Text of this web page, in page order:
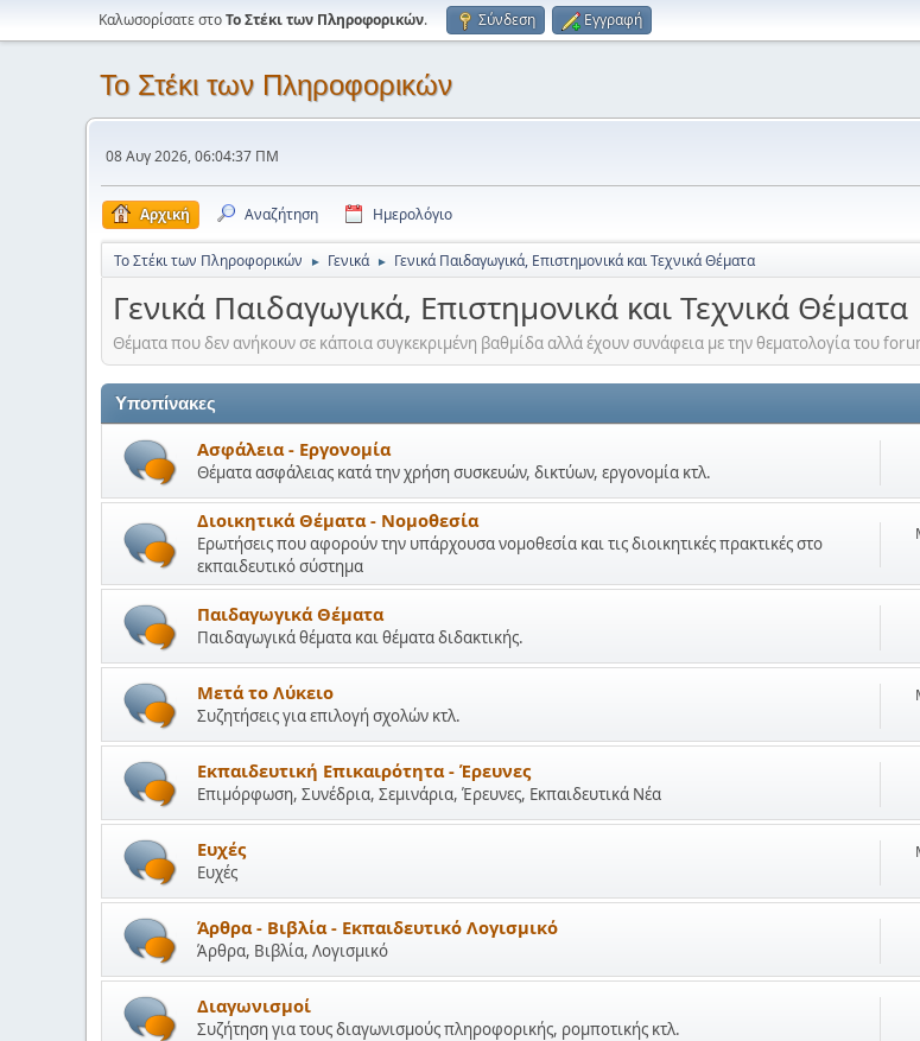
Καλωσορίσατε στοΤο Στέκι των Πληροφορικών. Σύνδεση Εγγραφή
Το Στέκι των Πληροφορικών
08 Αυγ 2026, 06:04:37 ΠΜ
Αρχική Αναζήτηση Ημερολόγιο
Το Στέκι των Πληροφορικών ► Γενικά ► Γενικά Παιδαγωγικά, Επιστημονικά και Τεχνικά Θέματα
Γενικά Παιδαγωγικά, Επιστημονικά και Τεχνικά Θέματα
Θέματα που δεν ανήκουν σε κάποια συγκεκριμένη βαθμίδα αλλά έχουν συνάφεια με την θεματολογία του
Υποπίνακες
Ασφάλεια - Εργονομία
Θέματα ασφάλειας κατά την χρήση συσκευών, δικτύων, εργονομία κτλ.
Διοικητικά Θέματα - Νομοθεσία
Ερωτήσεις που αφορούν την υπάρχουσα νομοθεσία και τις διοικητικές πρακτικές στο
εκπαιδευτικό σύστημα
Παιδαγωγικά Θέματα
Παιδαγωγικά θέματα και θέματα διδακτικής.
Μετά το Λύκειο
Συζητήσεις για επιλογή σχολών κτλ.
Εκπαιδευτική Επικαιρότητα - Έρευνες
Επιμόρφωση, Συνέδρια, Σεμινάρια, Έρευνες, Εκπαιδευτικά Νέα
Ευχές
Ευχές
Άρθρα - Βιβλία - Εκπαιδευτικό Λογισμικό
Άρθρα, Βιβλία, Λογισμικό
Διαγωνισμοί
Συζήτηση για τους διαγωνισμούς πληροφορικής, ρομποτικής κτλ.